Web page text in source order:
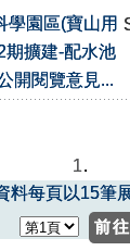
學園區(寶山用
期擴建-配水池
開閱覽意見...
1.
料每頁以15筆